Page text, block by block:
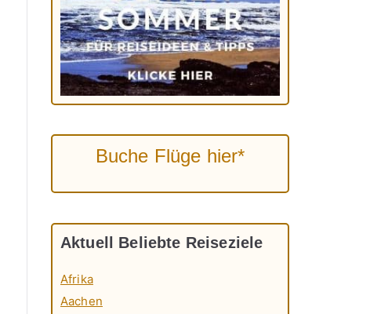
Buche Flüge hier*
Aktuell Beliebte Reiseziele
Afrika
Aachen